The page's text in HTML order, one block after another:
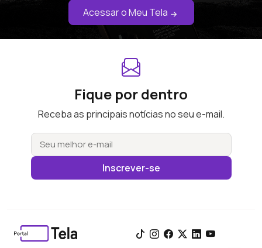
Acessar o Meu Tela
Fique por dentro
Receba as principais notícias no seu e-mail.
Inscrever-se